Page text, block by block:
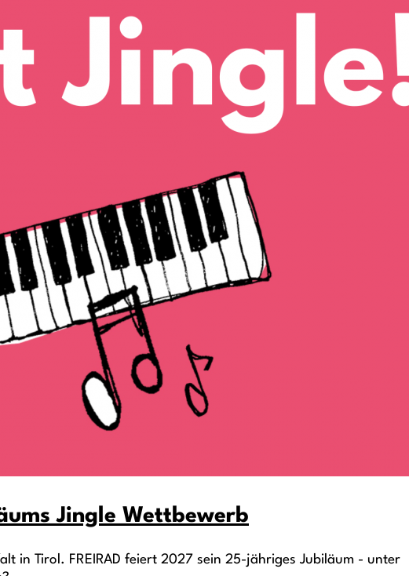
Jingle Wettbewerb
in Tirol. FREIRAD feiert 2027 sein 25-jähriges Jubiläum - unter